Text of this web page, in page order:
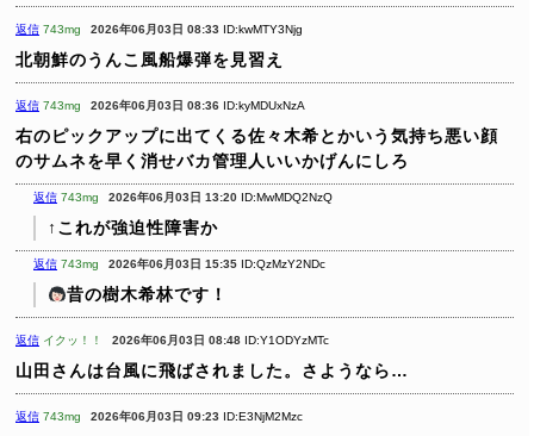
返信 743mg 2026年06月03日 08:33 ID:kwMTY3Njg
北朝鮮のうんこ風船爆弾を見習え
返信 743mg 2026年06月03日 08:36 ID:kyMDUxNzA
右のピックアップに出てくる佐々木希とかいう気持ち悪い顔
のサムネを早く消せバカ管理人いいかげんにしろ
返信 743mg 2026年06月03日 13:20 ID:MwMDQ2NzQ
↑これが強迫性障害か
返信 743mg 2026年06月03日 15:35 ID:QzMzY2NDc
昔の樹木希林です！
返信 イクッ！！ 2026年06月03日 08:48 ID:Y1ODYzMTc
山田さんは台風に飛ばされました。さようなら…
返信 743mg 2026年06月03日 09:23 ID:E3NjM2Mzc